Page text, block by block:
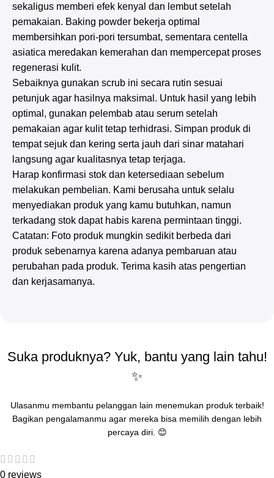
sekaligus memberi efek kenyal dan lembut setelah
pemakaian. Baking powder bekerja optimal
membersihkan pori-pori tersumbat, sementara centella
asiatica meredakan kemerahan dan mempercepat proses
regenerasi kulit.
Sebaiknya gunakan scrub ini secara rutin sesuai
petunjuk agar hasilnya maksimal. Untuk hasil yang lebih
optimal, gunakan pelembab atau serum setelah
pemakaian agar kulit tetap terhidrasi. Simpan produk di
tempat sejuk dan kering serta jauh dari sinar matahari
langsung agar kualitasnya tetap terjaga.
Harap konfirmasi stok dan ketersediaan sebelum
melakukan pembelian. Kami berusaha untuk selalu
menyediakan produk yang kamu butuhkan, namun
terkadang stok dapat habis karena permintaan tinggi.
Catatan: Foto produk mungkin sedikit berbeda dari
produk sebenarnya karena adanya pembaruan atau
perubahan pada produk. Terima kasih atas pengertian
dan kerjasamanya.
Suka produknya? Yuk, bantu yang lain tahu!
✨
Ulasanmu membantu pelanggan lain menemukan produk terbaik!
Bagikan pengalamanmu agar mereka bisa memilih dengan lebih
percaya diri. 😊
0 reviews